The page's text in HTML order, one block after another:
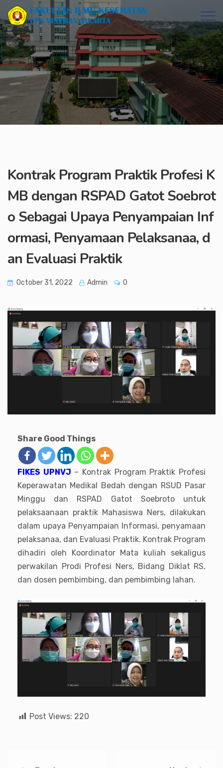
Kontrak Program Praktik Profesi K
MB dengan RSPAD Gatot Soebrot
o Sebagai Upaya Penyampaian Inf
ormasi, Penyamaan Pelaksanaa, d
an Evaluasi Praktik
October 31, 2022 Admin 0
Share Good Things
FIKES UPNVJ – Kontrak Program Praktik Profesi
Keperawatan Medikal Bedah dengan RSUD Pasar
Minggu dan RSPAD Gatot Soebroto untuk
pelaksaanaan praktik Mahasiswa Ners, dilakukan
dalam upaya Penyampaian Informasi, penyamaan
pelaksanaa, dan Evaluasi Praktik. Kontrak Program
dihadiri oleh Koordinator Mata kuliah sekaligus
perwakilan Prodi Profesi Ners, Bidang Diklat RS,
dan dosen pembimbing, dan pembimbing lahan.
Post Views: 220